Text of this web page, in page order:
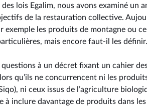
des lois Egalim, nous avons examiné
de la restauration collective.
exemple les produits de montagne ou
mais encore faut-il les
à un décret fixant un cahier
qu’ils ne concurrencent ni les
ni ceux issus de l’agriculture
à inclure davantage de produits dans